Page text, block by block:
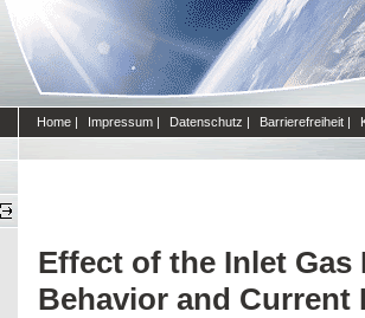
Home | Impressum | Datenschutz | Barrierefreiheit |
Effect of the Inlet
Behavior and